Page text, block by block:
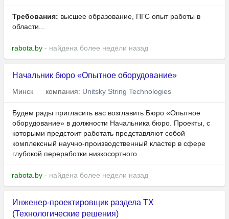
Требования: высшее образование, ПГС опыт работы в
области...
rabota.by - найдена более недели назад
Начальник бюро «Опытное оборудование»
Минск компания: Unitsky String Technologies
Будем рады пригласить вас возглавить Бюро «Опытное
оборудование» в должности Начальника бюро. Проекты, с
которыми предстоит работать представляют собой
комплексный научно-производственный кластер в сфере
глубокой переработки низкосортного...
rabota.by - найдена более недели назад
Инженер-проектировщик раздела ТХ
(Технологические решения)